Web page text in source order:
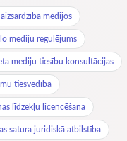
medijos
mediju regulējums
mediju tiesību konsultācijas
tiesvedība
līdzekļu licencēšana
satura juridiskā atbilstība